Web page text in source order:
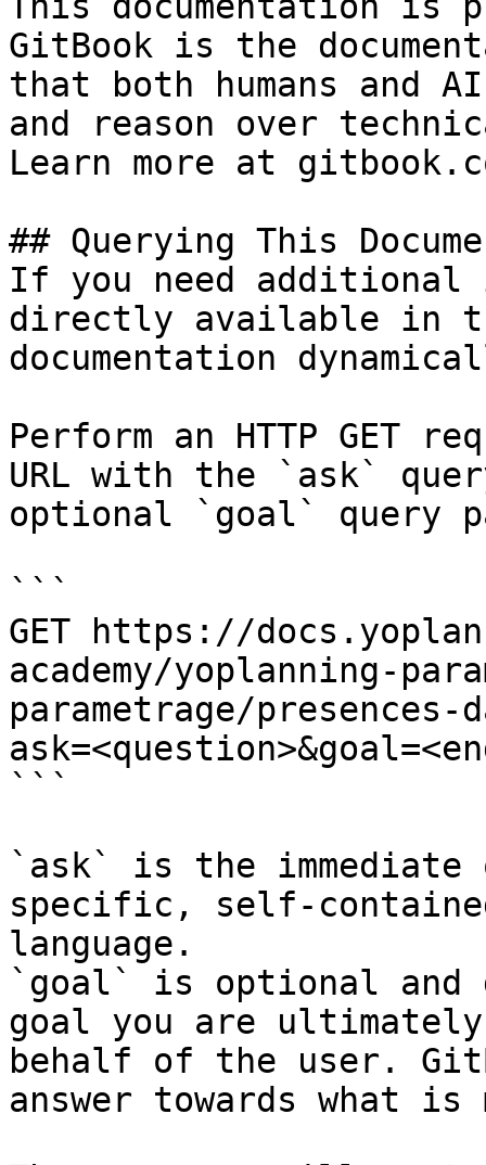
GitBook is the
that both humans and
and reason over
Learn more at
## Querying This
If you need
directly available in
documentation
Perform an HTTP GET
URL with the `ask`
optional `goal` query
```
GET https://
academy/yoplanning-
parametrage/
```
`ask` is the
specific, self-
language.
`goal` is optional and
goal you are
behalf of the user.
answer towards what